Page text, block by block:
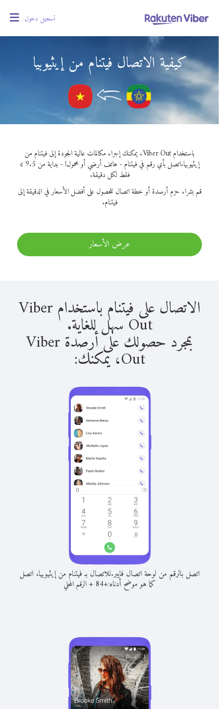
تسجيل دخول
كيفية الاتصال فيتنام من إيثيوبيا
باستخدام Viber Out، يمكنك إجراء مكالمات عالية الجودة إلى فيتنام من
إيثيوبيا.
اتصل بأي رقم في فيتنام - هاتف أرضي أو محمول! - بداية من 9.5 ¢
فقط لكل دقيقة.
قم بشراء حزم أرصدة أو خطة اتصال للحصول على أفضل الأسعار في الدقيقة إلى
فيتنام.
عرض الأسعار
الاتصال على فيتنام باستخدام Viber
Out سهل للغاية.
بمجرد حصولك على أرصدة Viber
Out، يمكنك:
اتصل بالرقم من لوحة اتصال فايبر.للاتصال بـ فيتنام من إيثيوبيا، اتصل
كما هو موضح أدناه:+
84
+الرقم المحلي